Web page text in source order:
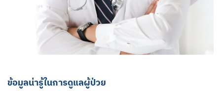
ข้อมูลน่ารู้ในการดูแลผู้ป่วย